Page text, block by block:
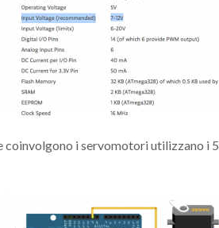
i servomotori utilizzano i